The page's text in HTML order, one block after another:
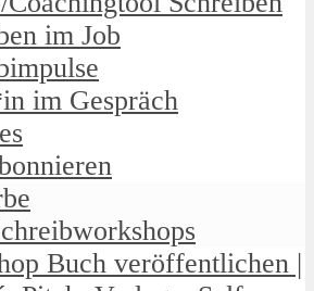
im Job
im Gespräch
Buch veröffentlichen |